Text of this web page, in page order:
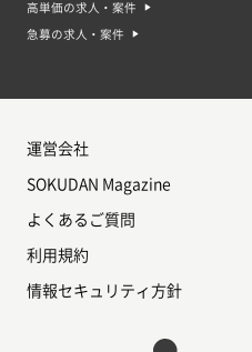
高単価の求人・案件
急募の求人・案件
運営会社
SOKUDAN Magazine
よくあるご質問
利用規約
情報セキュリティ方針